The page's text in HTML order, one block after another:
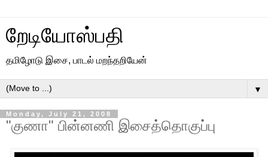
றேடியோஸ்பதி
தமிழோடு இசை, பாடல் மறந்தறியேன்
▼
Monday, July 21, 2008
"குணா" பின்னணி இசைத்தொகுப்பு